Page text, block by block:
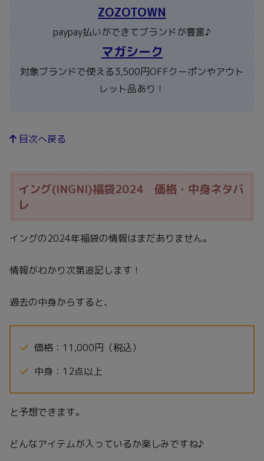
ZOZOTOWN
paypay払いができてブランドが豊富♪
マガシーク
対象ブランドで使える3,500円OFFクーポンやアウト
レット品あり！
目次へ戻る
イング(INGNI)福袋2024 価格・中身ネタバ
レ
イングの2024年福袋の情報はまだありません。
情報がわかり次第追記します！
過去の中身からすると、
価格：11,000円（税込）
中身：12点以上
と予想できます。
どんなアイテムが入っているか楽しみですね♪